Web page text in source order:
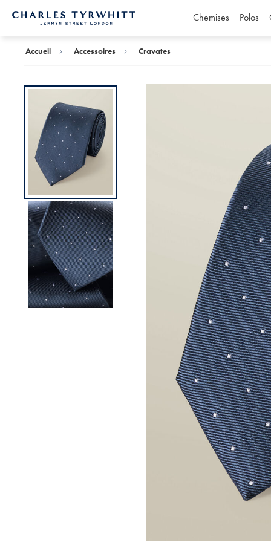
Chemises Polos
Accueil Accessoires Cravates